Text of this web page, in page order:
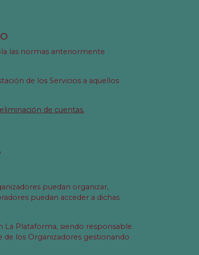
las normas anteriormente
de los Servicios a aquellos
de cuentas.
puedan organizar,
puedan acceder a dichas
Plataforma, siendo responsable
los Organizadores gestionando